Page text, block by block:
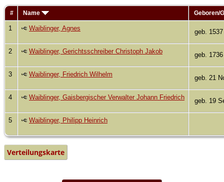
# Name Geboren/
1 Waiblinger, Agnes geb. 1537
2 Waiblinger, Gerichtsschreiber Christoph Jakob geb. 1736
3 Waiblinger, Friedrich Wilhelm geb. 21
4 Waiblinger, Gaisbergischer Verwalter Johann Friedrich geb. 19
5 Waiblinger, Philipp Heinrich
Verteilungskarte